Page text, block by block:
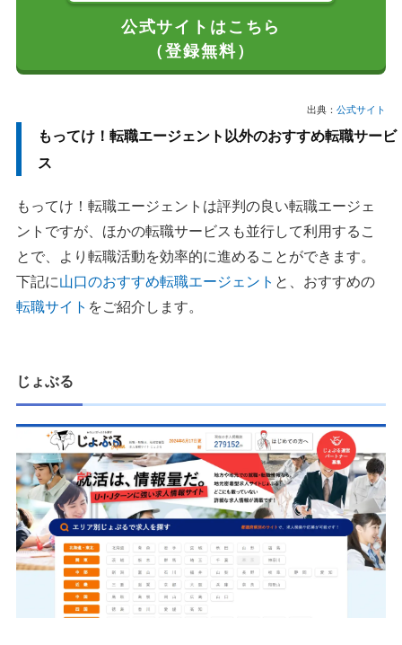
公式サイトはこちら
（登録無料）
出典： 公式サイト
もってけ！転職エージェント以外のおすすめ転職サービ
ス
もってけ！転職エージェントは評判の良い転職エージェ
ントですが、ほかの転職サービスも並行して利用するこ
とで、より転職活動を効率的に進めることができます。
下記に山口のおすすめ転職エージェント と、おすすめの
転職サイト をご紹介します。
じょぶる